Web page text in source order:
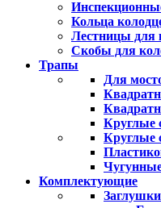
Кольца
Лестницы для
Скобы для
Трапы
Для
Круглые
Круглые
Комплектующие